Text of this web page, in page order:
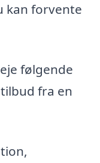
kan forvente
følgende
fra en